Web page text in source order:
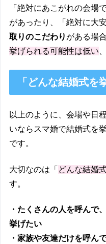
「絶対にあこがれの会場
があったり、「絶対に大
取りのこだわり がある場合
挙げられる可能性は低い
「どんな結婚式を
以上のように、会場や日
いならスマ婚で結婚式を
です。
大切なのは「 どんな結婚
す。
・たくさんの人を呼んで
挙げたい
・家族や友達だけを呼ん